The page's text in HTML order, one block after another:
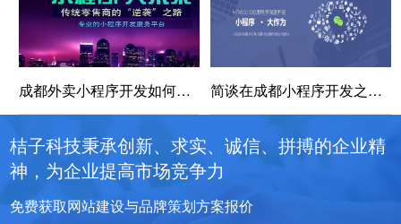
成都外卖小程序开发如何更高效？ 简谈在成都小程序开发之前要做好的六项准备工作
桔子科技秉承创新、求实、诚信、拼搏的企业精
神，为企业提高市场竞争力
免费获取网站建设与品牌策划方案报价